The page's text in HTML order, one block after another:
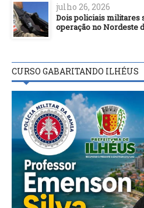
julho 26, 2026
Dois policiais militares
operação no Nordeste
CURSO GABARITANDO ILHÉUS